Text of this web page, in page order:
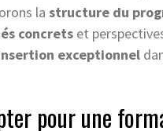
la structure du
concrets et
exceptionnel
pour une